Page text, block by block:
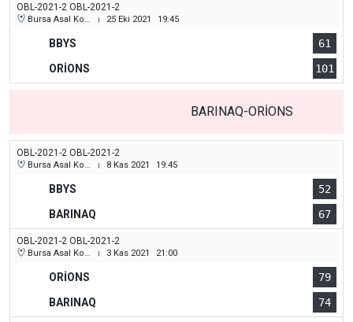
OBL-2021-2 OBL-2021-2
Bursa Asal Koleji Spor Salonu | 25 Eki 2021 19:45
BBYS
61
ORİONS
101
BARINAQ-ORİONS
OBL-2021-2 OBL-2021-2
Bursa Asal Koleji Spor Salonu | 8 Kas 2021 19:45
BBYS
52
BARINAQ
67
OBL-2021-2 OBL-2021-2
Bursa Asal Koleji Spor Salonu | 3 Kas 2021 21:00
ORİONS
79
BARINAQ
74